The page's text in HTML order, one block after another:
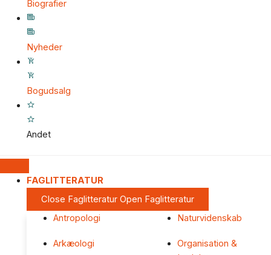
Biografier
Nyheder
Bogudsalg
Andet
FAGLITTERATUR
Close Faglitteratur Open Faglitteratur
Antropologi
Arkæologi
Naturvidenskab
Organisation &